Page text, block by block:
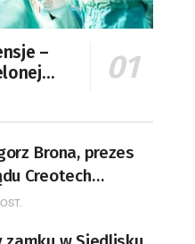
–
dane
Brona, prezes
Creotech
S.A. Fizyk,